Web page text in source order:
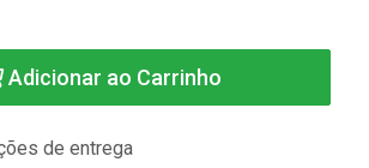
Adicionar ao Carrinho
de entrega